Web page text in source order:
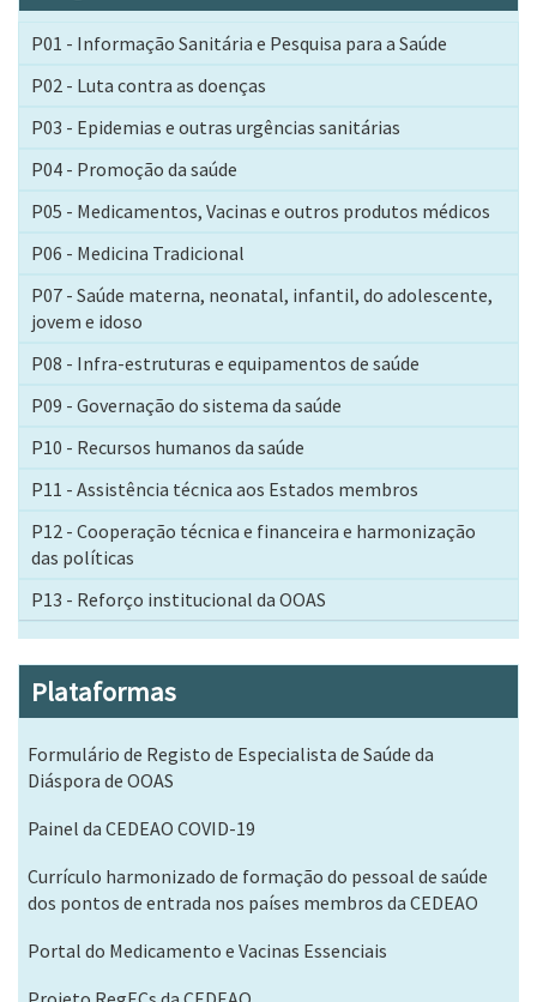
P01 - Informação Sanitária e Pesquisa para a Saúde
P02 - Luta contra as doenças
P03 - Epidemias e outras urgências sanitárias
P04 - Promoção da saúde
P05 - Medicamentos, Vacinas e outros produtos médicos
P06 - Medicina Tradicional
P07 - Saúde materna, neonatal, infantil, do adolescente,
jovem e idoso
P08 - Infra-estruturas e equipamentos de saúde
P09 - Governação do sistema da saúde
P10 - Recursos humanos da saúde
P11 - Assistência técnica aos Estados membros
P12 - Cooperação técnica e financeira e harmonização
das políticas
P13 - Reforço institucional da OOAS
Plataformas
Formulário de Registo de Especialista de Saúde da
Diáspora de OOAS
Painel da CEDEAO COVID-19
Currículo harmonizado de formação do pessoal de saúde
dos pontos de entrada nos países membros da CEDEAO
Portal do Medicamento e Vacinas Essenciais